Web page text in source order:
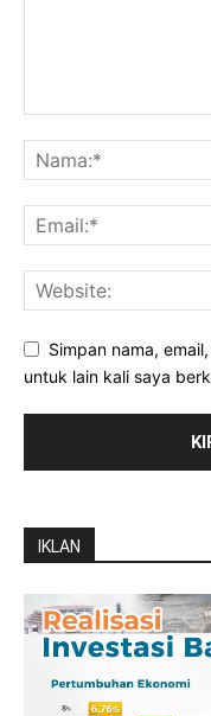
Simpan nama,
untuk lain kali saya
IKLAN